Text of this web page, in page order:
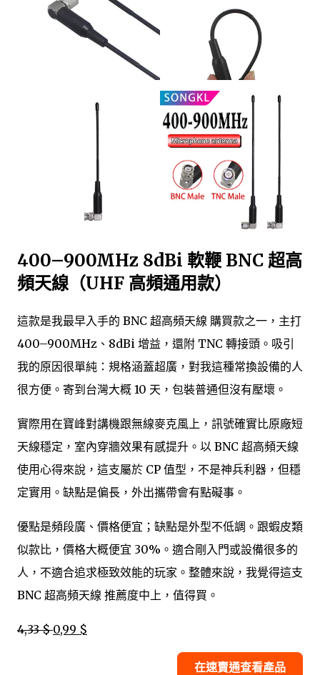
400–900MHz 8dBi 軟鞭 BNC 超高
頻天線（UHF 高頻通用款）
這款是我最早入手的 BNC 超高頻天線 購買款之一，主打
400–900MHz、8dBi 增益，還附 TNC 轉接頭。吸引
我的原因很單純：規格涵蓋超廣，對我這種常換設備的人
很方便。寄到台灣大概 10 天，包裝普通但沒有壓壞。
實際用在寶峰對講機跟無線麥克風上，訊號確實比原廠短
天線穩定，室內穿牆效果有感提升。以 BNC 超高頻天線
使用心得來說，這支屬於 CP 值型，不是神兵利器，但穩
定實用。缺點是偏長，外出攜帶會有點礙事。
優點是頻段廣、價格便宜；缺點是外型不低調。跟蝦皮類
似款比，價格大概便宜 30%。適合剛入門或設備很多的
人，不適合追求極致效能的玩家。整體來說，我覺得這支
BNC 超高頻天線 推薦度中上，值得買。
4,33 $ 0,99 $
在速賣通查看產品